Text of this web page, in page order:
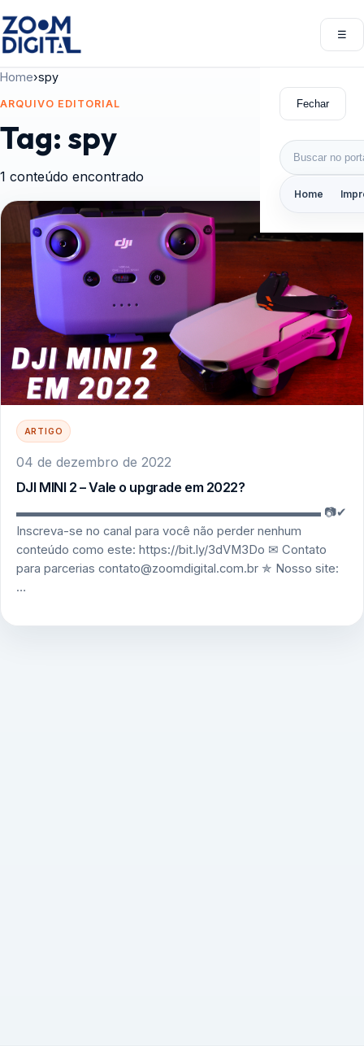
☰
Fechar
Buscar por:
Home
Home›spy
ARQUIVO EDITORIAL
Tag: spy
1 conteúdo encontrado
ARTIGO
04 de dezembro de 2022
DJI MINI 2 – Vale o upgrade em 2022?
▬▬▬▬▬▬▬▬▬▬▬▬▬▬▬▬▬▬▬▬▬▬▬▬▬ 📷✔
Inscreva-se no canal para você não perder nenhum
conteúdo como este: https://bit.ly/3dVM3Do ✉ Contato
para parcerias contato@zoomdigital.com.br ✯ Nosso site:
…